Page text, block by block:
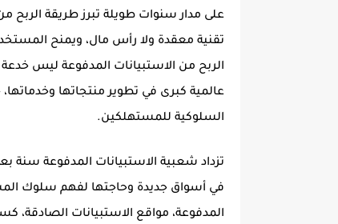
على مدار سنوات طويلة تبرز طريقة الربح
تقنية معقدة ولا رأس مال، ويمنح
الربح من الاستبيانات المدفوعة ليس
عالمية كبرى في تطوير منتجاتها وخدماتها،
السلوكية للمستهلكين.
تزداد شعبية الاستبيانات المدفوعة سنة
في أسواق جديدة وحاجتها لفهم سلوك
المدفوعة، مواقع الاستبيانات الصادقة،